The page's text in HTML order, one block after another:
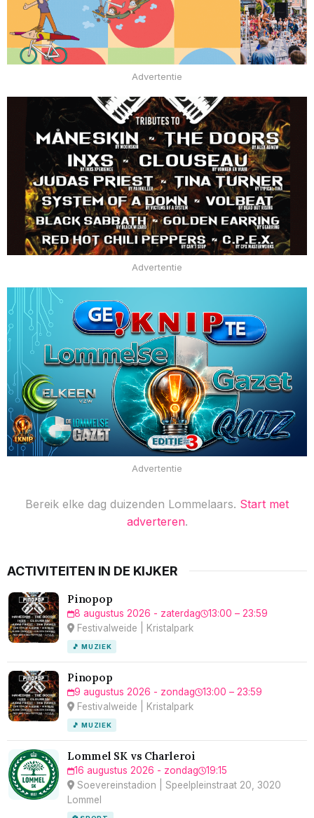
Advertentie
Advertentie
Advertentie
Bereik elke dag duizenden Lommelaars. Start met
adverteren.
ACTIVITEITEN IN DE KIJKER
Pinopop
8 augustus 2026 - zaterdag
13:00 – 23:59
Festivalweide | Kristalpark
🎵 MUZIEK
Pinopop
9 augustus 2026 - zondag
13:00 – 23:59
Festivalweide | Kristalpark
🎵 MUZIEK
Lommel SK vs Charleroi
16 augustus 2026 - zondag
19:15
Soevereinstadion | Speelpleinstraat 20, 3020
Lommel